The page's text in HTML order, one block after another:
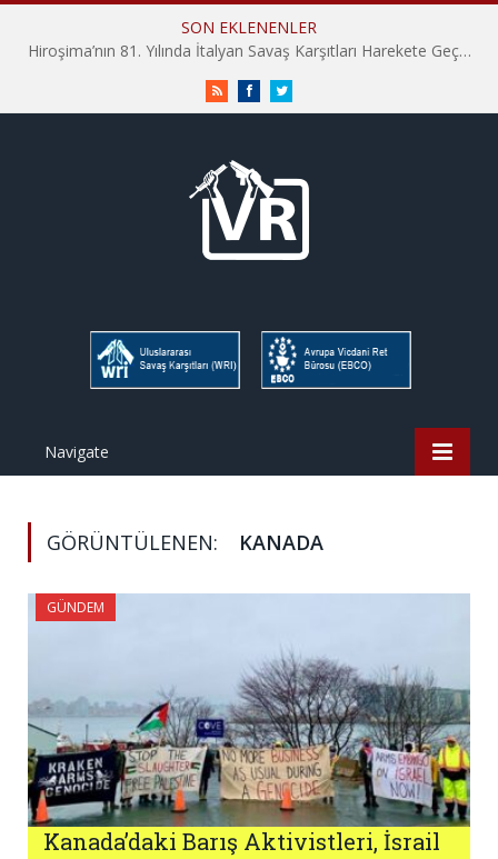
SON EKLENENLER
Hiroşima’nın 81. Yılında İtalyan Savaş Karşıtları Harekete Geçti: “Hatırlamak yeterli değil”
RSS FacebookTwitter
Navigate
GÖRÜNTÜLENEN: KANADA
GÜNDEM
Kanada’daki Barış Aktivistleri, İsrail